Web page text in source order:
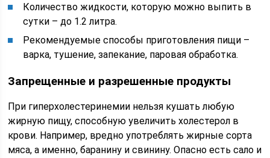
Количество жидкости, которую можно выпить в
сутки – до 1.2 литра.
Рекомендуемые способы приготовления пищи –
варка, тушение, запекание, паровая обработка.
Запрещенные и разрешенные продукты
При гиперхолестеринемии нельзя кушать любую
жирную пищу, способную увеличить холестерол в
крови. Например, вредно употреблять жирные сорта
мяса, а именно, баранину и свинину. Опасно есть сало и